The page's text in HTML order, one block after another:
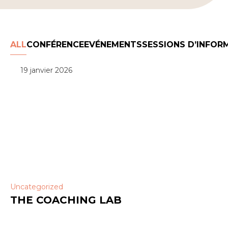
CONFÉRENCEEVÉNEMENTSSESSIONS
ALL
19 janvier 2026
Uncategorized
THE COACHING LAB